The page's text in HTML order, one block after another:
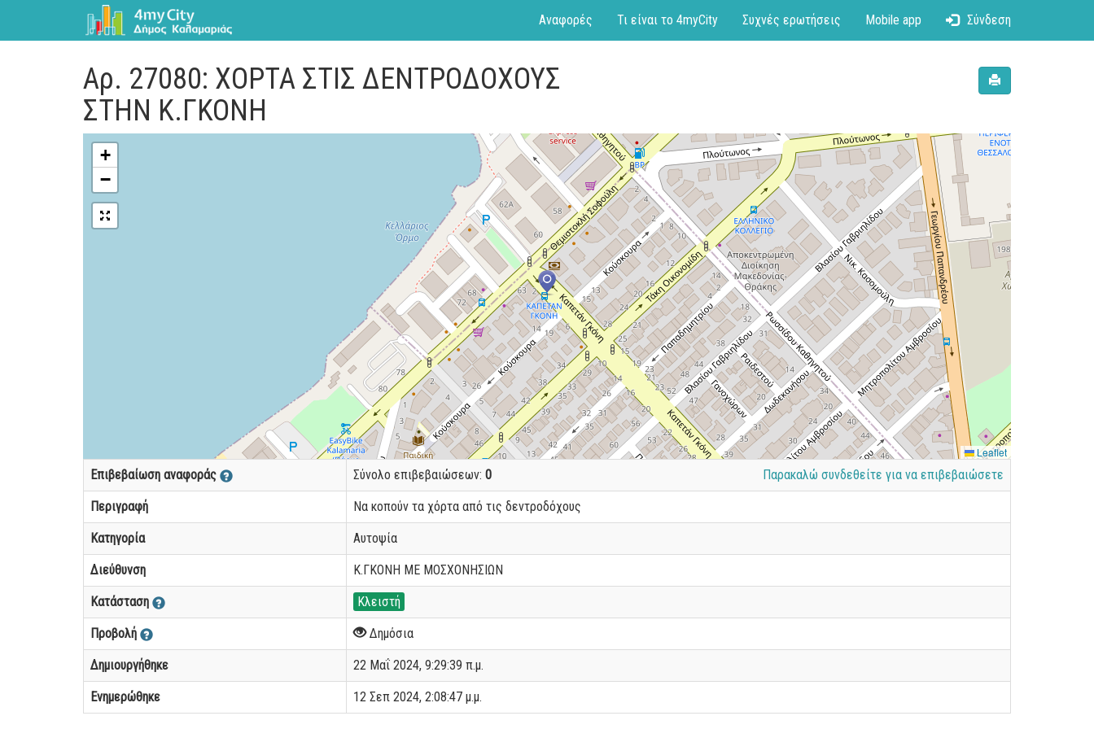
Αναφορές Τι είναι το 4myCity Συχνές ερωτήσεις Mobile app Σύνδεση
Αρ. 27080: ΧΟΡΤΑ ΣΤΙΣ ΔΕΝΤΡΟΔΟΧΟΥΣ
ΣΤΗΝ Κ.ΓΚΟΝΗ
+
−
Leaflet
Επιβεβαίωση αναφοράς Σύνολο επιβεβαιώσεων: 0 Παρακαλώ συνδεθείτε για να επιβεβαιώσετε
Περιγραφή Να κοπούν τα χόρτα από τις δεντροδόχους
Κατηγορία Αυτοψία
Διεύθυνση Κ.ΓΚΟΝΗ ΜΕ ΜΟΣΧΟΝΗΣΙΩΝ
Κατάσταση Κλειστή
Προβολή Δημόσια
Δημιουργήθηκε 22 Μαΐ 2024, 9:29:39 π.μ.
Ενημερώθηκε 12 Σεπ 2024, 2:08:47 μ.μ.